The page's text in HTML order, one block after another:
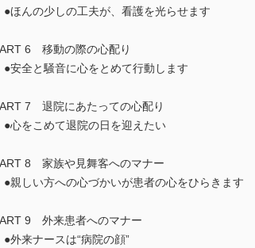
●ほんの少しの工夫が、看護を光らせます
6 移動の際の心配り
●安全と騒音に心をとめて行動します
7 退院にあたっての心配り
●心をこめて退院の日を迎えたい
8 家族や見舞客へのマナー
●親しい方への心づかいが患者の心をひらきます
9 外来患者へのマナー
●外来ナースは“病院の顔”